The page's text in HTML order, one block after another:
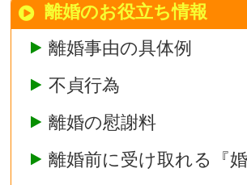
離婚のお役立ち情報
離婚事由の具体例
不貞行為
離婚の慰謝料
離婚前に受け取れる『婚